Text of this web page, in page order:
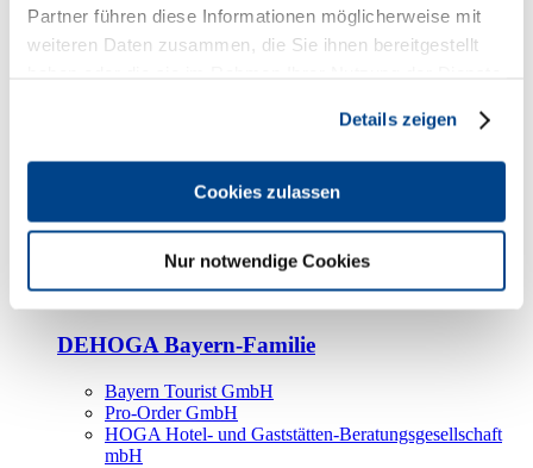
Partner führen diese Informationen möglicherweise mit
weiteren Daten zusammen, die Sie ihnen bereitgestellt
Details zeigen
Cookies zulassen
Nur notwendige Cookies
Kooperationspartner
Tourismusorganisationen
Bayern Tourismus Marketing GmbH
DEHOGA-Familie
Bundesverband
Fachverbände
DEHOGA Bayern-Familie
Bayern Tourist GmbH
Pro-Order GmbH
HOGA Hotel- und Gaststätten-Beratungsgesellschaft
mbH